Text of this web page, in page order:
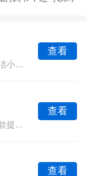
米家摄像头是一款简洁小巧但功能丰富的智能摄像头软件，支持语音通话、双向语音、共享画面等。用户只需连接小米摄像头，即可随时随地使用并享受回放、保存视频、截图分享给家人的便捷体验。
查看
客多多短租助手是一款提供更多短租服务的软件，用户可以管理自己的房源并随时发布信息，吸引客户联系。预定房间、免费发布信息和无限数量发布房源。满足需求、充分利用空余房源以及提升曝光度和收入。
查看
查看